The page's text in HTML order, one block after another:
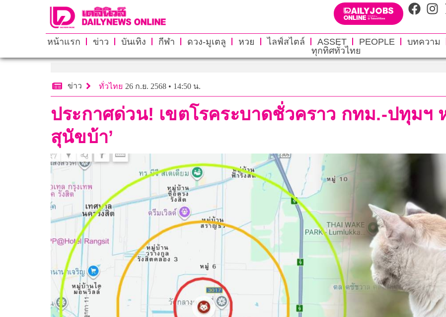
หน้าแรก ข่าว บันเทิง กีฬา ดวง-มูเตลู หวย ไลฟ์สไตล์ ASSET PEOPLE บทความ
ทุกทิศทั่วไทย
ข่าว ทั่วไทย 26 ก.ย. 2568 • 14:50 น.
ประกาศด่วน! เขตโรคระบาดชั่วคราว กทม.-ปทุมฯ
สุนัขบ้า’